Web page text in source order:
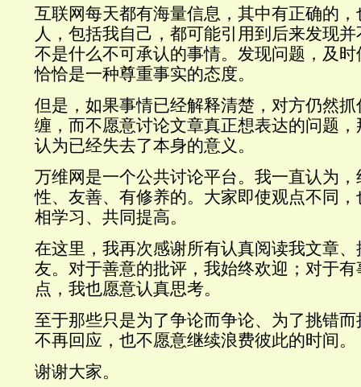
互联网每天都有海量信息，其中有正确的
人，包括我自己，都可能引用到后来发现
不是什么不可承认的事情。发现问题，及
恰恰是一种尊重事实的态度。
但是，如果事情已经解释清楚，对方仍然
缠，而不愿意讨论文章真正想表达的问题
认为已经失去了本身的意义。
万维网是一个公共讨论平台。我一直认为
性、友善、有修养的。大家即使观点不同
相学习、共同提高。
在这里，我再次感谢所有认真阅读我文章
友。对于善意的批评，我始终欢迎；对于
点，我也愿意认真思考。
至于那些只是为了争论而争论、为了挑错
不再回应，也不愿意继续浪费彼此的时间。
谢谢大家。